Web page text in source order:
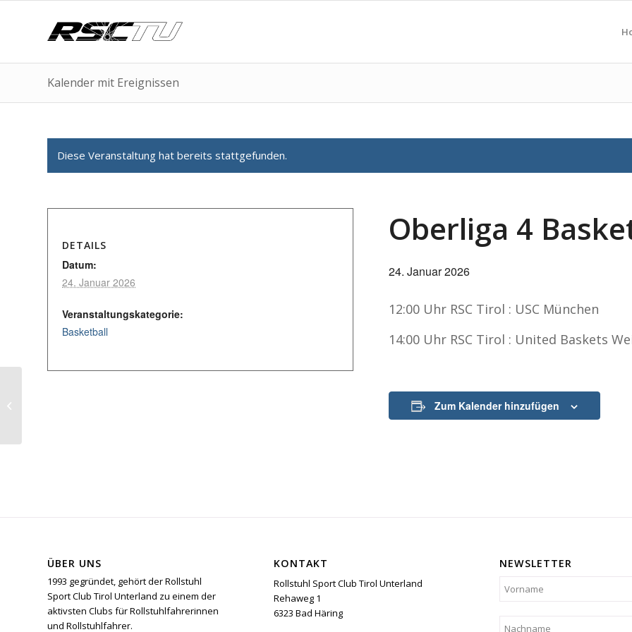
Kalender mit Ereignissen
Diese Veranstaltung hat bereits stattgefunden.
Oberliga 4
24. Januar 2026
12:00 Uhr RSC Tirol : USC München
14:00 Uhr RSC Tirol : United Baskets
Zum Kalender hinzufügen
DETAILS
Datum:
24. Januar 2026
Veranstaltungskategorie:
Basketball
ÜBER UNS
1993 gegründet, gehört der Rollstuhl
Sport Club Tirol Unterland zu einem der
aktivsten Clubs für Rollstuhlfahrerinnen
und Rollstuhlfahrer.
KONTAKT
Rollstuhl Sport Club Tirol Unterland
Rehaweg 1
6323 Bad Häring
NEWSLETTER